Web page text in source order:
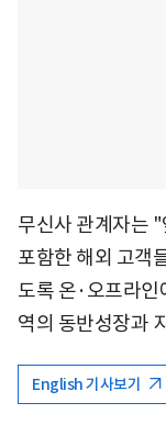
무신사 관계자는
포함한 해외 고객
도록 온·오프라인
역의 동반성장과
English 기사보기